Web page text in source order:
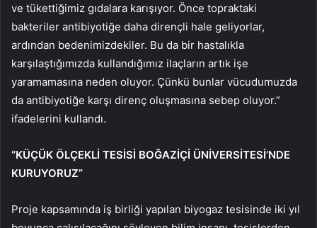
ve tükettiğimiz gıdalara karışıyor. Önce topraktaki
bakteriler antibiyotiğe daha dirençli hale geliyorlar,
ardından bedenimizdekiler. Bu da bir hastalıkla
karşılaştığımızda kullandığımız ilaçların artık işe
yaramamasına neden oluyor. Çünkü bunlar vücudumuzda
da antibiyotiğe karşı direnç oluşmasına sebep oluyor.”
ifadelerini kullandı.
“KÜÇÜK ÖLÇEKLİ TESİSİ BOĞAZİÇİ ÜNİVERSİTESİ’NDE
KURUYORUZ”
Proje kapsamında iş birliği yapılan biyogaz tesisinde iki yıl